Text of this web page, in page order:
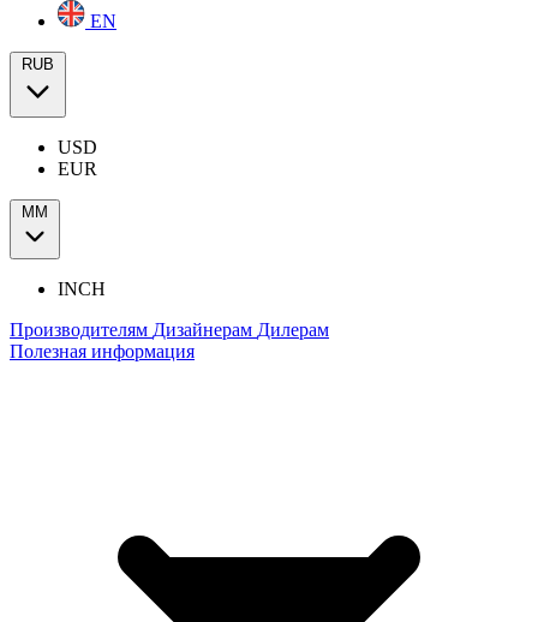
EN
RUB
USD
EUR
ММ
INCH
Производителям Дизайнерам Дилерам
Полезная информация